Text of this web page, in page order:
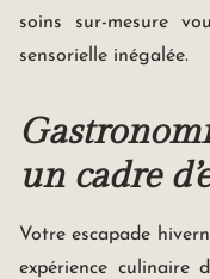
soins sur-mesure
sensorielle inégalée.
un cadre
Votre escapade
expérience culinaire